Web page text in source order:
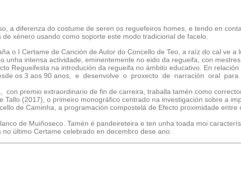
a diferenza do costume de seren os reguefeiros homes, e tendo en
xénero usando como soporte este modo tradicional de facelo.
o I Certame de Canción de Autor do Concello de Teo, a raíz do cal ve a
intensa actividade, eminentemente no eido da regueifa, con
Regueifesta na introdución da regueifa no ámbito educativo. En
os 3 aos 90 anos, e desenvolve o proxecto de narración oral
premio extraordinario de fin de carreira, traballa tamén como
(2017), o primeiro monográfico centrado na investigación sobre a
de Caminha, a programación compostelá de Efecto proximidade
de Muiñoseco. Tamén é pandeireteira e ten unha toada moi
último Certame celebrado en decembro dese ano.